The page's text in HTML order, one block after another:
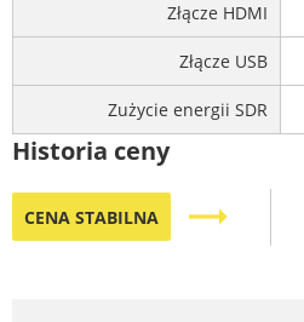
Złącze HDMI
Złącze USB
Zużycie energii SDR
Historia ceny
CENA STABILNA trending_flat